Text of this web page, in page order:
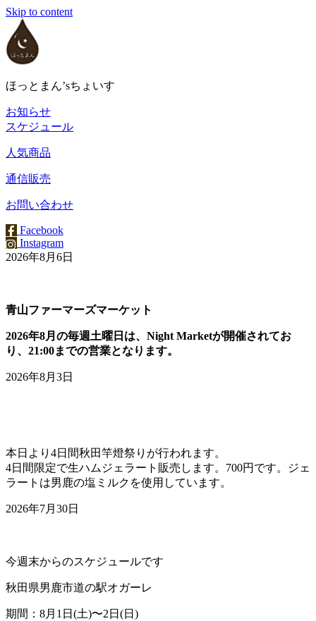
Skip to content
ほっとまん’sちょいす
お知らせ
スケジュール
人気商品
通信販売
お問い合わせ
Facebook
Instagram
2026年8月6日
青山ファーマーズマーケット
2026年8月の毎週土曜日は、Night Marketが開催されてお
り、21:00までの営業となります。
2026年8月3日
本日より4日間秋田竿燈祭りが行われます。
4日間限定で生ハムジェラート販売します。700円です。ジェ
ラートは男鹿の塩ミルクを使用しています。
2026年7月30日
今週末からのスケジュールです
秋田県男鹿市道の駅オガーレ
期間：8月1日(土)〜2日(日)